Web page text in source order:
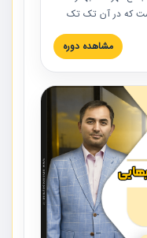
است که در آن تک تک
شده است. این
تصاویر عملیات
پروژه مهندسی
ارائه شده و به تمام
فعالیت هستند حتما
نمایند.
مشاهده دوره